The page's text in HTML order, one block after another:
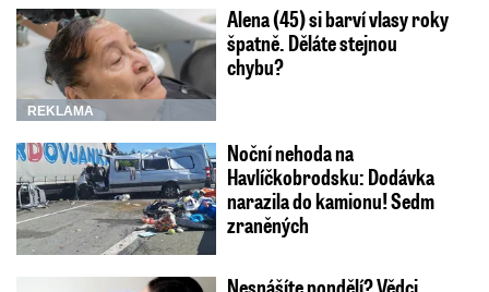
REKLAMA
Alena (45) si barví vlasy roky
špatně. Děláte stejnou
chybu?
Noční nehoda na
Havlíčkobrodsku: Dodávka
narazila do kamionu! Sedm
zraněných